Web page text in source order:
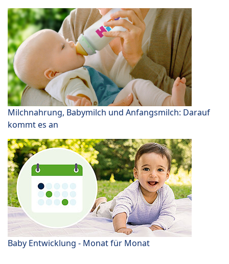
Milchnahrung, Babymilch und Anfangsmilch: Darauf
kommt es an
Baby Entwicklung - Monat für Monat